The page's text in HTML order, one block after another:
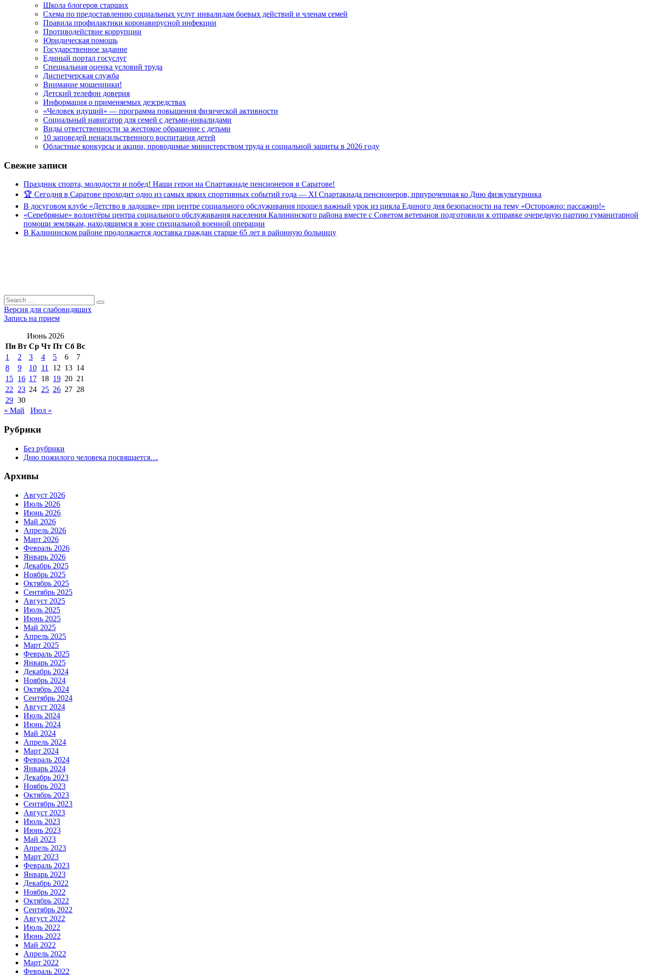
Школа блогеров старших
Схема по предоставлению социальных услуг инвалидам боевых действий и членам семей
Правила профилактики коронавирусной инфекции
Противодействие коррупции
Юридическая помощь
Государственное задание
Единый портал госуслуг
Специальная оценка условий труда
Диспетчерская служба
Внимание мошенники!
Детский телефон доверия
Информация о применяемых дезсредствах
«Человек идущий» — программа повышения физической активности
Социальный навигатор для семей с детьми-инвалидами
Виды ответственности за жестокое обращение с детьми
10 заповедей ненасильственного воспитания детей
Областные конкурсы и акции, проводимые министерством труда и социальной защиты в 2026 году
Свежие записи
Праздник спорта, молодости и побед! Наши герои на Спартакиаде пенсионеров в Саратове!
🏆 Сегодня в Саратове проходит одно из самых ярких спортивных событий года — XI Спартакиада пенсионеров, приуроченная ко Дню физкультурника
В досуговом клубе «Детство в ладошке» при центре социального обслуживания прошел важный урок из цикла Единого дня безопасности на тему «Осторожно: пассажир!»
«Серебряные» волонтёры центра социального обслуживания населения Калининского района вместе с Советом ветеранов подготовили к отправке очередную партию гуманитарной
помощи землякам, находящимся в зоне специальной военной операции
В Калининском районе продолжается доставка граждан старше 65 лет в районную больницу
Search
for:
Search
Версия для слабовидящих
Запись на прием
Июнь 2026
Пн Вт Ср Чт Пт Сб Вс
1
2 3 4 5 6
7
8
9 10 11 12 13 14
15 16 17 18 19 20 21
22
23 24 25 26 27 28
29 30
« Май
Июл »
Рубрики
Без рубрики
Дню пожилого человека посвящается…
Архивы
Август 2026
Июль 2026
Июнь 2026
Май 2026
Апрель 2026
Март 2026
Февраль 2026
Январь 2026
Декабрь 2025
Ноябрь 2025
Октябрь 2025
Сентябрь 2025
Август 2025
Июль 2025
Июнь 2025
Май 2025
Апрель 2025
Март 2025
Февраль 2025
Январь 2025
Декабрь 2024
Ноябрь 2024
Октябрь 2024
Сентябрь 2024
Август 2024
Июль 2024
Июнь 2024
Май 2024
Апрель 2024
Март 2024
Февраль 2024
Январь 2024
Декабрь 2023
Ноябрь 2023
Октябрь 2023
Сентябрь 2023
Август 2023
Июль 2023
Июнь 2023
Май 2023
Апрель 2023
Март 2023
Февраль 2023
Январь 2023
Декабрь 2022
Ноябрь 2022
Октябрь 2022
Сентябрь 2022
Август 2022
Июль 2022
Июнь 2022
Май 2022
Апрель 2022
Март 2022
Февраль 2022